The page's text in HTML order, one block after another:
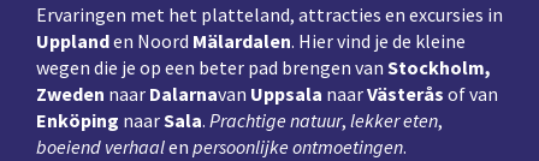
Ervaringen met het platteland, attracties en excursies in
Upplanden Noord Mälardalen. Hier vind je de kleine
wegen die je op een beter pad brengen van Stockholm,
Zweden naar Dalarnavan Uppsala naarVästerås of van
Enköping naarSala. Prachtige natuur, lekker eten,
boeiend verhaalen persoonlijke ontmoetingen.